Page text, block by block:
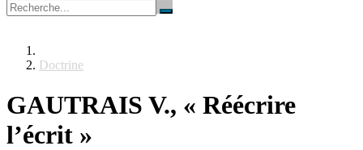
Doctrine
GAUTRAIS V., « Réécrire
l’écrit »